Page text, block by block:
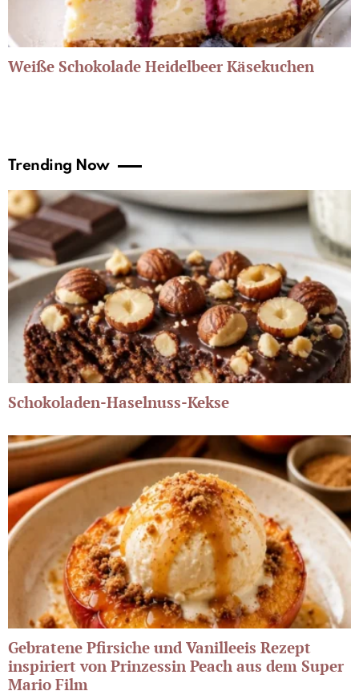
Weiße Schokolade Heidelbeer Käsekuchen
Trending Now
Schokoladen-Haselnuss-Kekse
Gebratene Pfirsiche und Vanilleeis Rezept
inspiriert von Prinzessin Peach aus dem Super
Mario Film